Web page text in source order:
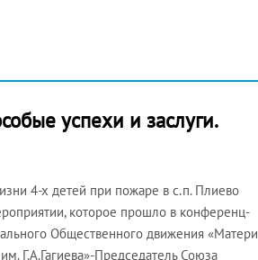
успехи и заслуги.
4-х детей при пожаре в с.п. Плиево
которое прошло в конференц-
Общественного движения «Матери
Г.А.Гагиева»-Председатель Союза